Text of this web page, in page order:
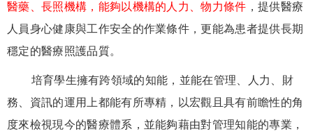
醫藥、長照機構，能夠以機構的人力、物力條件 ，提供醫療
人員身心健康與工作安全的作業條件，更能為患者提供長期
穩定的醫療照護品質。
培育學生擁有跨領域的知能，並能在管理、人力、財
務、資訊的運用上都能有所專精，以宏觀且具有前瞻性的角
度來檢視現今的醫療體系，並能夠藉由對管理知能的專業，